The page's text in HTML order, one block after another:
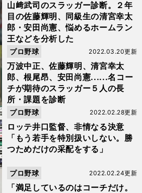
山﨑武司のスラッガー診断。２年
目の佐藤輝明、同級生の清宮幸太
郎・安田尚憲、悩めるホームラン
王などを分析した
万波中正、佐藤輝明、清宮幸太
郎、根尾昂、安田尚憲......名コー
チが期待のスラッガー５人の長
所・課題を診断
2022.03.20更新
プロ野球
ロッテ井口監督、非情なる決意
「もう若手を特別扱いしない。勝
つためだけの采配をする」
2022.02.28更新
プロ野球
「満足しているのはコーチだけ。
2022.02.24更新
プロ野球